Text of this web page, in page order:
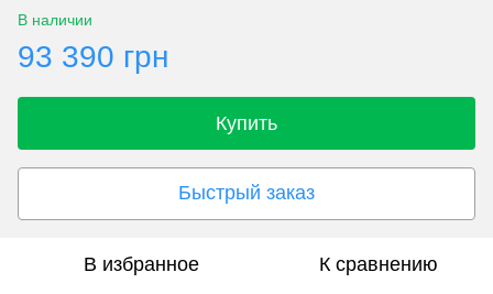
В наличии
93 390 грн
Купить
Быстрый заказ
В избранное К сравнению